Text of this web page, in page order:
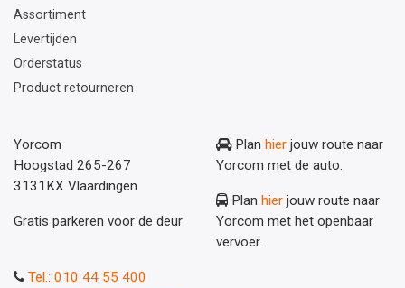
Assortiment
Levertijden
Orderstatus
Product retourneren
Yorcom
Hoogstad 265-267
3131KX Vlaardingen
Gratis parkeren voor de deur
Plan hier jouw route naar
Yorcom met de auto.
Plan hier jouw route naar
Yorcom met het openbaar
vervoer.
Tel.: 010 44 55 400